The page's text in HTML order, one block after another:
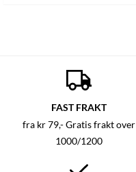
FAST FRAKT
fra kr 79,- Gratis frakt over
1000/1200